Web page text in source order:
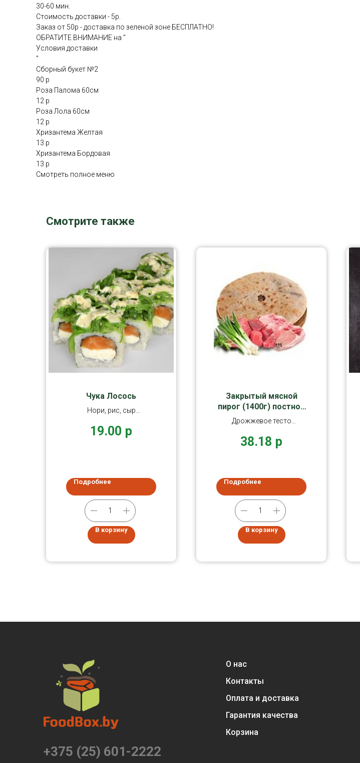
30-60 мин.
Стоимость доставки - 5р.
Заказ от 50р - доставка по зеленой зоне БЕСПЛАТНО!
ОБРАТИТЕ ВНИМАНИЕ на "
Условия доставки
"
Сборный букет №2
90 р
Роза Палома 60см
12 р
Роза Лола 60см
12 р
Хризантема Желтая
13 р
Хризантема Бордовая
13 р
Смотреть полное меню
Смотрите также
Чука Лосось
Нори, рис, сыр
перец, чука, соус
19.00 р
Подробнее
В корзину
Закрытый мясной
пирог (1400г) постное
тесто
Дрожжевое тесто
репчатый лук, соль.
38.18 р
Подробнее
В корзину
+375 (25) 601-2222
О нас
Контакты
Оплата и доставка
Гарантия качества
Корзина